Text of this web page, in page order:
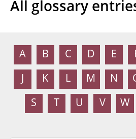
All glossary
A B C D E
K L M N
S T U V W